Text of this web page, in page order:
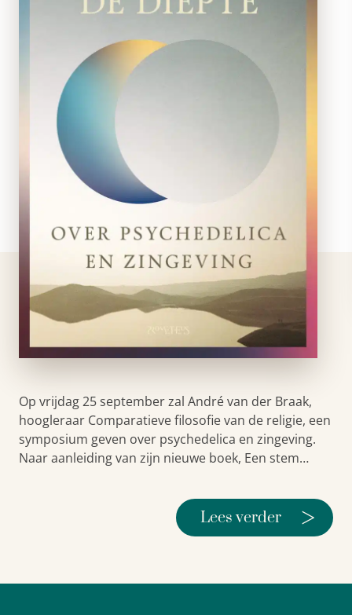
Op vrijdag 25 september zal André van der Braak,
hoogleraar Comparatieve filosofie van de religie, een
symposium geven over psychedelica en zingeving.
Naar aanleiding van zijn nieuwe boek, Een stem…
Lees verder >